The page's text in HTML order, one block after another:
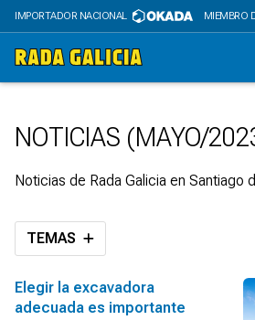
IMPORTADOR NACIONAL MIEMBRO
NOTICIAS (MAYO/
Noticias de Rada Galicia en Santiago
TEMAS
Elegir la excavadora
adecuada es importante